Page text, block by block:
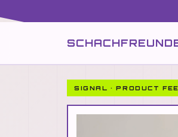
SIGNAL · PRODUCT